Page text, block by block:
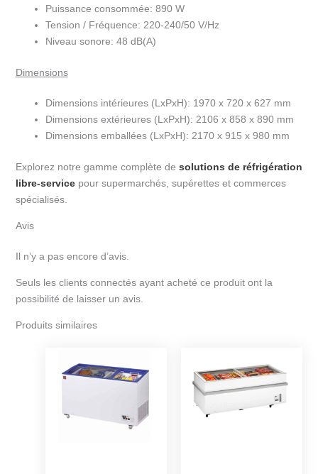
Puissance consommée: 890 W
Tension / Fréquence: 220-240/50 V/Hz
Niveau sonore: 48 dB(A)
Dimensions
Dimensions intérieures (LxPxH): 1970 x 720 x 627 mm
Dimensions extérieures (LxPxH): 2106 x 858 x 890 mm
Dimensions emballées (LxPxH): 2170 x 915 x 980 mm
Explorez notre gamme complète de solutions de réfrigération
libre-servicepour supermarchés, supérettes et commerces
spécialisés.
Avis
Il n’y a pas encore d’avis.
Seuls les clients connectés ayant acheté ce produit ont la
possibilité de laisser un avis.
Produits similaires